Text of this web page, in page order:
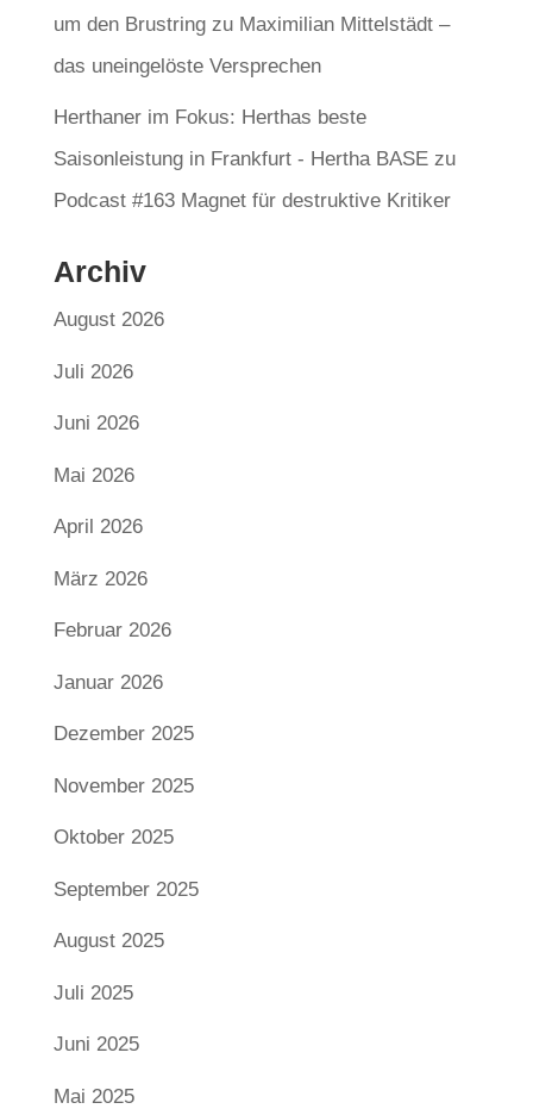
um den Brustringzu Maximilian Mittelstädt –
das uneingelöste Versprechen
Herthaner im Fokus: Herthas beste
Saisonleistung in Frankfurt - Hertha BASEzu
Podcast #163 Magnet für destruktive Kritiker
Archiv
August 2026
Juli 2026
Juni 2026
Mai 2026
April 2026
März 2026
Februar 2026
Januar 2026
Dezember 2025
November 2025
Oktober 2025
September 2025
August 2025
Juli 2025
Juni 2025
Mai 2025